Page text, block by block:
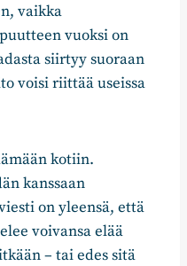
vaikka
vuoksi on
siirtyy suoraan
voisi riittää useissa
kotiin.
kanssaan
on yleensä, että
voivansa elää
– tai edes sitä